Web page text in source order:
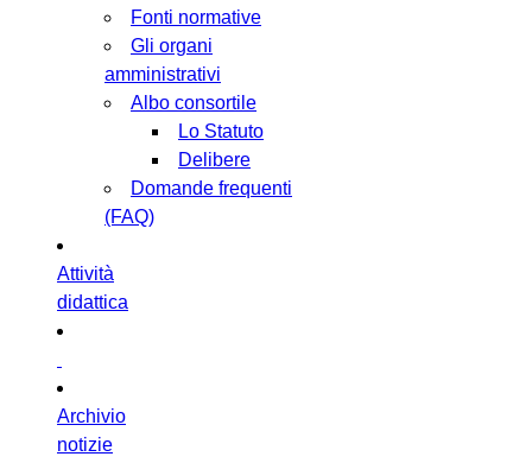
Fonti normative
Gli organi
amministrativi
Albo consortile
Lo Statuto
Delibere
Domande frequenti
(FAQ)
Attività
didattica
Archivio
notizie